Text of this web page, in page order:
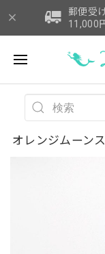
郵便受
11,000
オレンジムーン